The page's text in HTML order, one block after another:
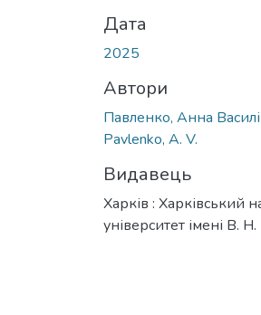
Дата
2025
Автори
Павленко, Анна
Pavlenko, A. V.
Видавець
Харків : Харківський
університет імені В.